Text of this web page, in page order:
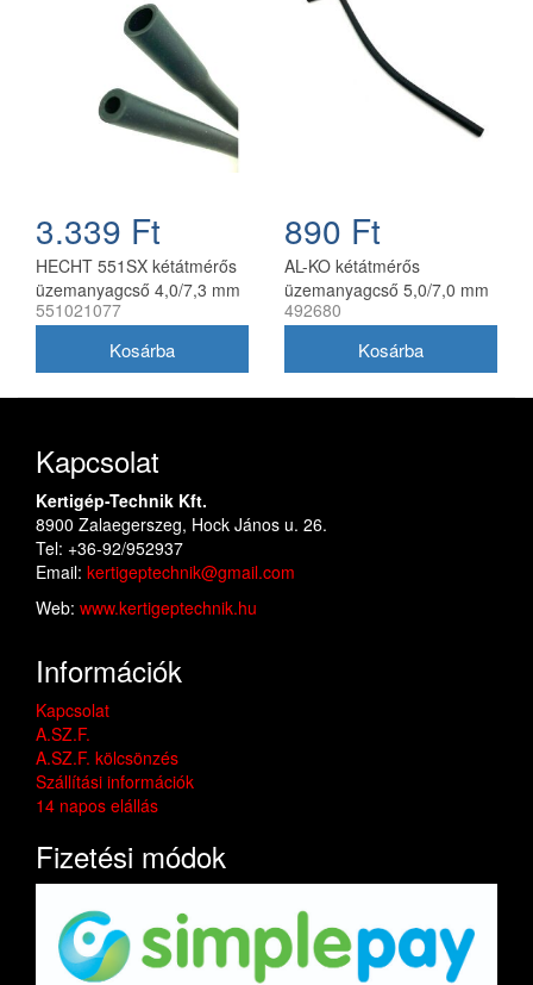
3.339 Ft
HECHT 551SX kétátmérős
üzemanyagcső 4,0/7,3 mm
25 cm (2021-24)
551021077
890 Ft
AL-KO kétátmérős
üzemanyagcső 5,0/7,0 mm
28cm
492680
Kapcsolat
Kertigép-Technik Kft.
8900 Zalaegerszeg, Hock János u. 26.
Tel: +36-92/952937
Email: kertigeptechnik@gmail.com
Web: www.kertigeptechnik.hu
Információk
Kapcsolat
A.SZ.F.
A.SZ.F. kölcsönzés
Szállítási információk
14 napos elállás
Fizetési módok